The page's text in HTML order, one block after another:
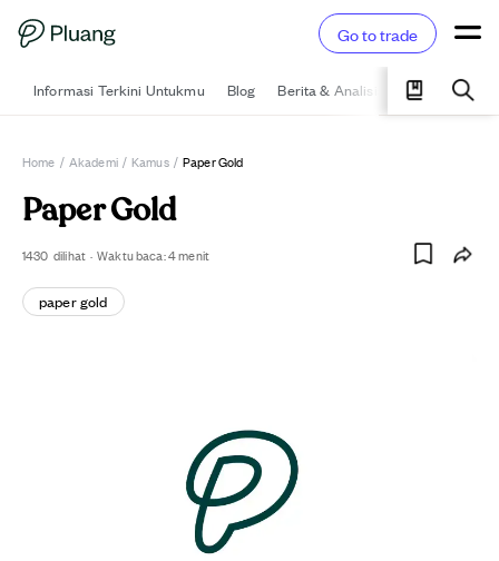
Go to trade
Informasi Terkini Untukmu Blog Berita & Analisis Pelajari
Home / Akademi / Kamus / Paper Gold
Paper Gold
1430 dilihat · Waktu baca:4menit
paper gold